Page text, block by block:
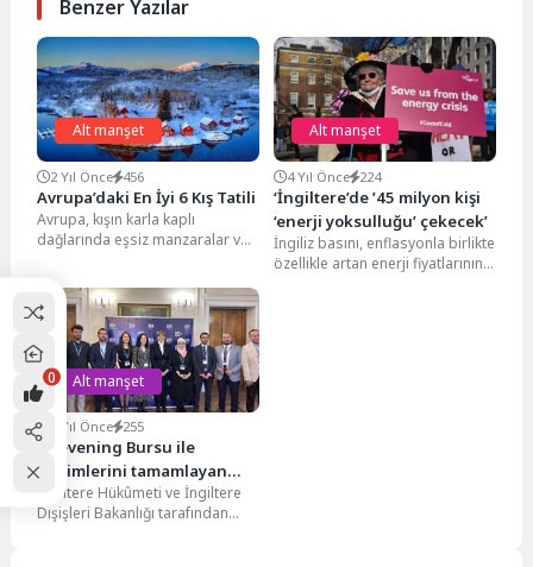
Benzer Yazılar
Alt manşet
2 Yıl Önce 456
Avrupa’daki En İyi 6 Kış Tatili
Avrupa, kışın karla kaplı
dağlarında eşsiz manzaralar ve
Alt manşet
4 Yıl Önce 224
‘İngiltere’de ’45 milyon kişi
‘enerji yoksulluğu’ çekecek’
İngiliz basını, enflasyonla birlikte
özellikle artan enerji fiyatlarının
Alt manşet
3 Yıl Önce 255
Chevening Bursu ile
eğitimlerini tamamlayan
mezunlar Ankara’da
sertifikalarını aldı
İngiltere Hükûmeti ve İngiltere
Dışişleri Bakanlığı tarafından
0